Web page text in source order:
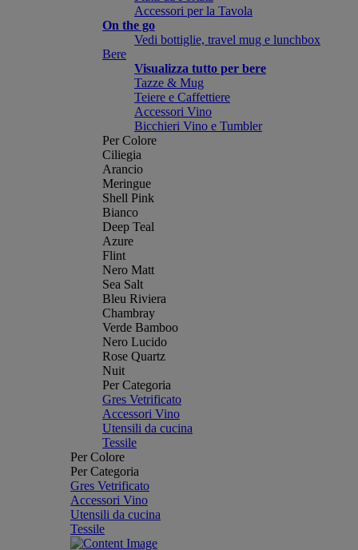
Accessori per la Tavola
On the go
Vedi bottiglie, travel mug e lunchbox
Bere
Visualizza tutto per bere
Tazze & Mug
Teiere e Caffettiere
Accessori Vino
Bicchieri Vino e Tumbler
Per Colore
Ciliegia
Arancio
Meringue
Shell Pink
Bianco
Deep Teal
Azure
Flint
Nero Matt
Sea Salt
Bleu Riviera
Chambray
Verde Bamboo
Nero Lucido
Rose Quartz
Nuit
Per Categoria
Gres Vetrificato
Accessori Vino
Utensili da cucina
Tessile
Per Colore
Per Categoria
Gres Vetrificato
Accessori Vino
Utensili da cucina
Tessile